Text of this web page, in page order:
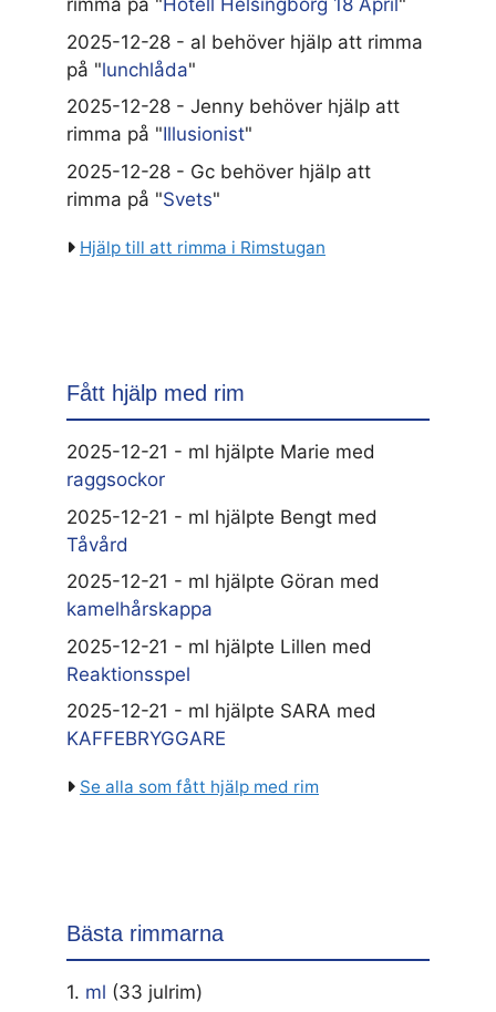
rimma på " Hotell Helsingborg 18 April "
2025-12-28 - al behöver hjälp att rimma
på "lunchlåda"
2025-12-28 - Jenny behöver hjälp att
rimma på "Illusionist"
2025-12-28 - Gc behöver hjälp att
rimma på "Svets"
Hjälp till att rimma i Rimstugan
Fått hjälp med rim
2025-12-21 - ml hjälpte Marie med
raggsockor
2025-12-21 - ml hjälpte Bengt med
Tåvård
2025-12-21 - ml hjälpte Göran med
kamelhårskappa
2025-12-21 - ml hjälpte Lillen med
Reaktionsspel
2025-12-21 - ml hjälpte SARA med
KAFFEBRYGGARE
Se alla som fått hjälp med rim
Bästa rimmarna
1. ml (33 julrim)